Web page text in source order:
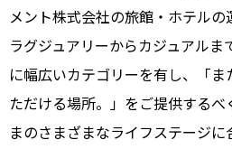
メント株式会社の旅館・ホテルの
ラグジュアリーからカジュアルま
に幅広いカテゴリーを有し、「
ただける場所。」をご提供する
まのさまざまなライフステージ